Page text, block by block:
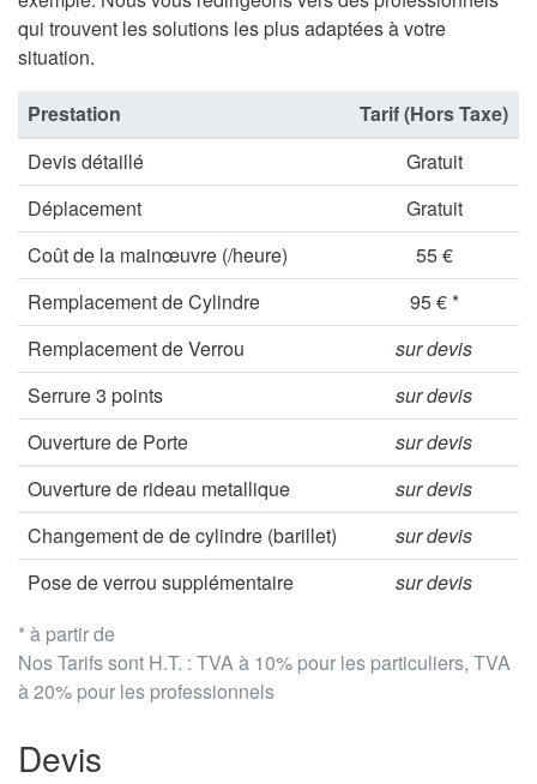
qui trouvent les solutions les plus adaptées à votre
situation.
* à partir de
Nos Tarifs sont H.T. : TVA à 10% pour les particuliers, TVA
à 20% pour les professionnels
Prestation
Tarif (Hors Taxe)
Devis détaillé
Gratuit
Déplacement
Gratuit
Coût de la mainœuvre (/heure)
55 €
Remplacement de Cylindre
95 € *
Remplacement de Verrou
sur devis
Serrure 3 points
sur devis
Ouverture de Porte
sur devis
Ouverture de rideau metallique
sur devis
Changement de de cylindre (barillet)
sur devis
Pose de verrou supplémentaire
sur devis
Devis